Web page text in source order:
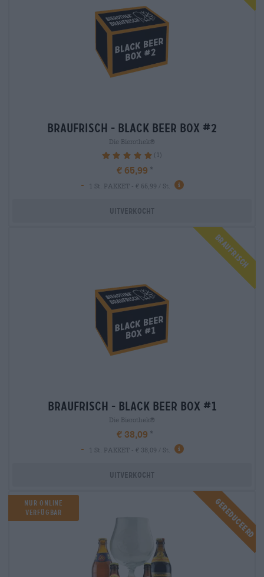
braufrisch - black beer box #2
Die Bierothek®
100% (1)
€ 65,99
-
1 St. PAKKET - € 65,99 / St.
Uitverkocht
Braufrisch
braufrisch - black beer box #1
Die Bierothek®
€ 38,09
-
1 St. PAKKET - € 38,09 / St.
Uitverkocht
Gereduceerd
NUR ONLINE
VERFÜGBAR